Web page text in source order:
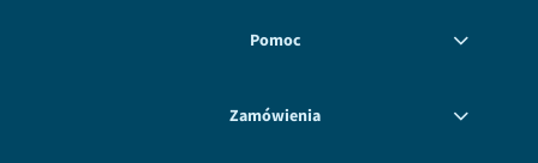
Pomoc
Zamówienia